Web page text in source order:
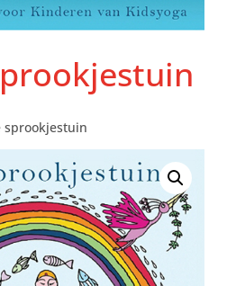
sprookjestuin